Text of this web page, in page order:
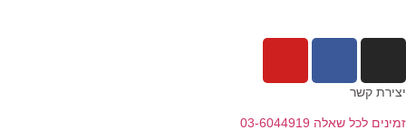
קשר
לכל שאלה 03-6044919